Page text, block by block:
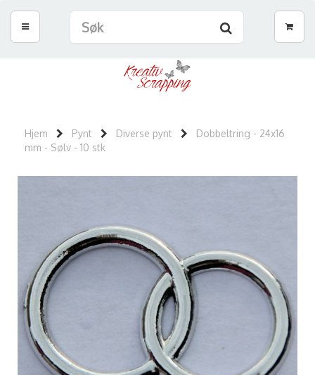
Hjem Pynt Diverse pynt
Dobbeltring - 24x16
mm - Sølv - 10 stk